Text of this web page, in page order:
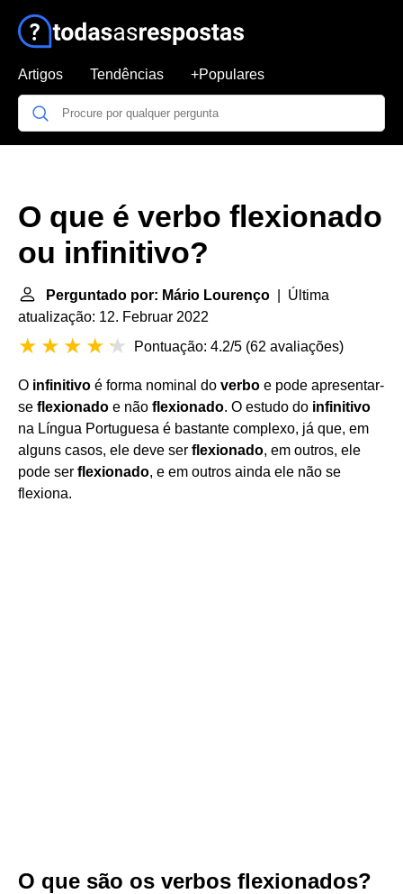
Artigos Tendências +Populares
O que é verbo flexionado
ou infinitivo?
Perguntado por: Mário Lourenço | Última
atualização: 12. Februar 2022
Pontuação: 4.2/5 (62 avaliações)
O infinitivo é forma nominal do verbo e pode apresentar-
se flexionado e não flexionado. O estudo do infinitivo
na Língua Portuguesa é bastante complexo, já que, em
alguns casos, ele deve ser flexionado, em outros, ele
pode ser flexionado, e em outros ainda ele não se
flexiona.
O que são os verbos flexionados?